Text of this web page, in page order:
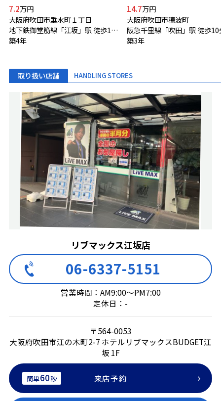
7.2万円
大阪府吹田市垂水町１丁目
地下鉄御堂筋線「江坂」駅 徒歩10分
築4年
14.7万円
大阪府吹田市穂波町
阪急千里線「吹田」駅 徒歩10
築3年
取り扱い店舗 HANDLING STORES
リブマックス江坂店
06-6337-5151
営業時間：AM9:00～PM7:00
定休日：-
〒564-0053
大阪府吹田市江の木町2-7 ホテルリブマックスBUDGET江
坂 1F
簡単60秒 来店予約